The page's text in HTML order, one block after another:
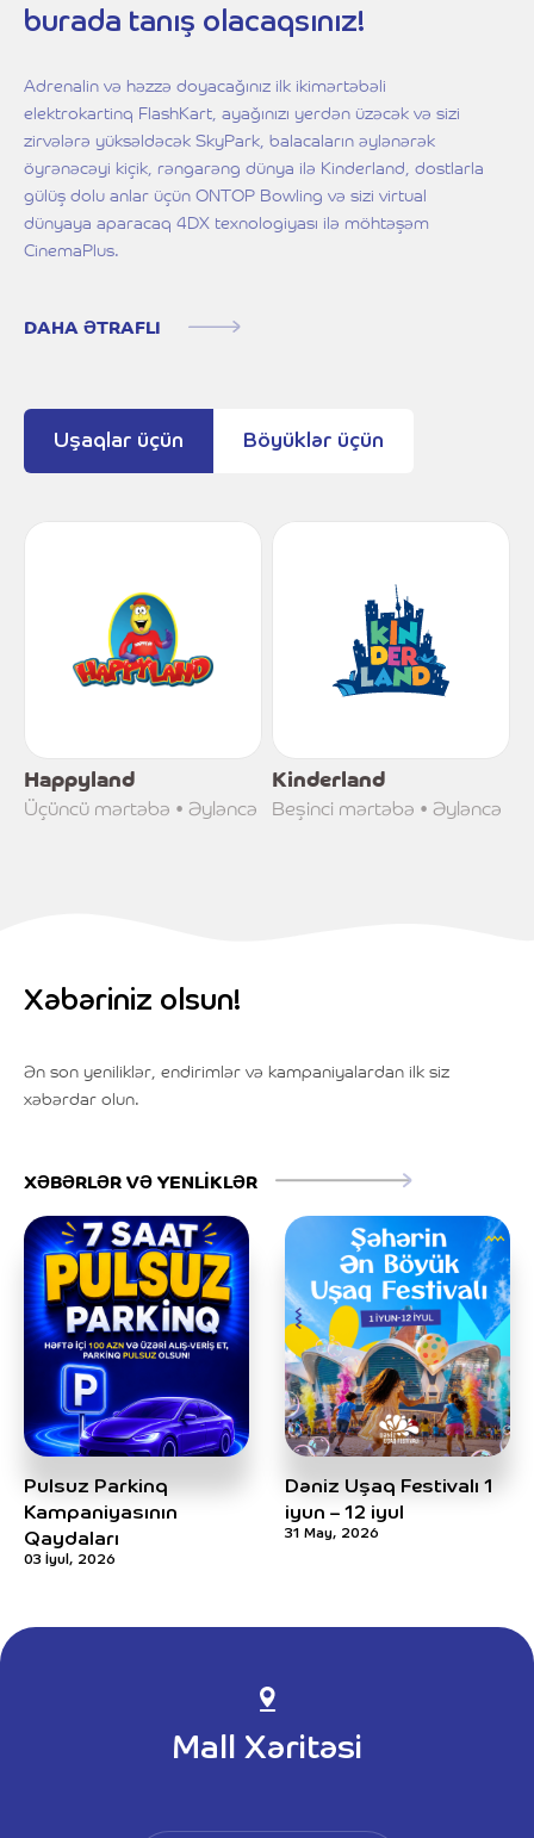
burada tanış olacaqsınız!
Adrenalin və həzzə doyacağınız ilk ikimərtəbəli
elektrokartinq FlashKart, ayağınızı yerdən üzəcək və sizi
zirvələrə yüksəldəcək SkyPark, balacaların əylənərək
öyrənəcəyi kiçik, rəngarəng dünya ilə Kinderland, dostlarla
gülüş dolu anlar üçün ONTOP Bowling və sizi virtual
dünyaya aparacaq 4DX texnologiyası ilə möhtəşəm
CinemaPlus.
DAHA ƏTRAFLI
Uşaqlar üçün Böyüklər üçün
Happyland
Üçüncü mərtəbə • Əyləncə
Kinderland
Beşinci mərtəbə • Əyləncə
Xəbəriniz olsun!
Ən son yeniliklər, endirimlər və kampaniyalardan ilk siz
xəbərdar olun.
XƏBƏRLƏR VƏ YENLİKLƏR
Pulsuz Parkinq
Kampaniyasının
Qaydaları
03 İyul, 2026
Dəniz Uşaq Festivalı 1
iyun – 12 iyul
31 May, 2026
Mall Xəritəsi